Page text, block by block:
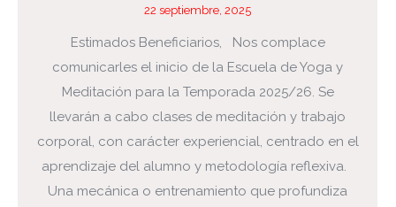
22 septiembre, 2025
Estimados Beneficiarios, Nos complace
comunicarles el inicio de la Escuela de Yoga y
Meditación para la Temporada 2025/26. Se
llevarán a cabo clases de meditación y trabajo
corporal, con carácter experiencial, centrado en el
aprendizaje del alumno y metodología reflexiva.
Una mecánica o entrenamiento que profundiza